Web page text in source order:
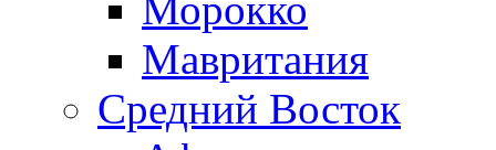
Мавритания
Средний Восток